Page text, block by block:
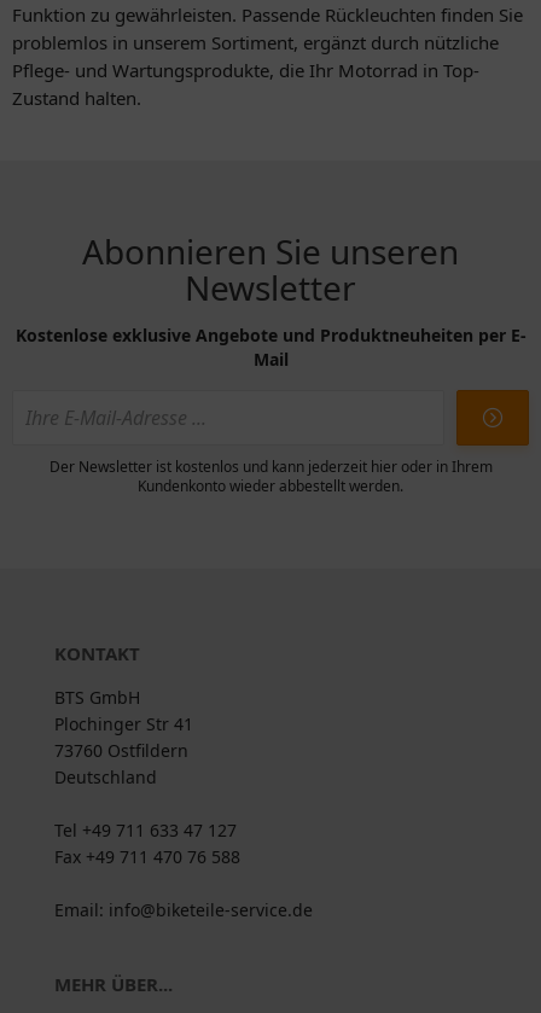
Funktion zu gewährleisten. Passende Rückleuchten finden Sie
problemlos in unserem Sortiment, ergänzt durch nützliche
Pflege- und Wartungsprodukte, die Ihr Motorrad in Top-
Zustand halten.
Abonnieren Sie unseren
Newsletter
Kostenlose exklusive Angebote und Produktneuheiten per E-
Mail
Der Newsletter ist kostenlos und kann jederzeit hier oder in Ihrem
Kundenkonto wieder abbestellt werden.
KONTAKT
BTS GmbH
Plochinger Str 41
73760 Ostfildern
Deutschland
Tel +49 711 633 47 127
Fax +49 711 470 76 588
Email: info@biketeile-service.de
MEHR ÜBER...